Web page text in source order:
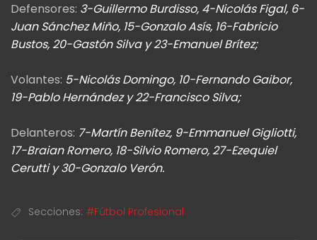
Defensores: 3-Guillermo Burdisso, 4-Nicolás Figal, 6-
Juan Sánchez Miño, 15-Gonzalo Asís, 16-Fabricio
Bustos, 20-Gastón Silva y 23-Emanuel Brítez;
Volantes: 5-Nicolás Domingo, 10-Fernando Gaibor,
19-Pablo Hernández y 22-Francisco Silva;
Delanteros: 7-Martín Benítez, 9-Emmanuel Gigliotti,
17-Braian Romero, 18-Silvio Romero, 27-Ezequiel
Cerutti y 30-Gonzalo Verón.
Secciones: #Fútbol Profesional